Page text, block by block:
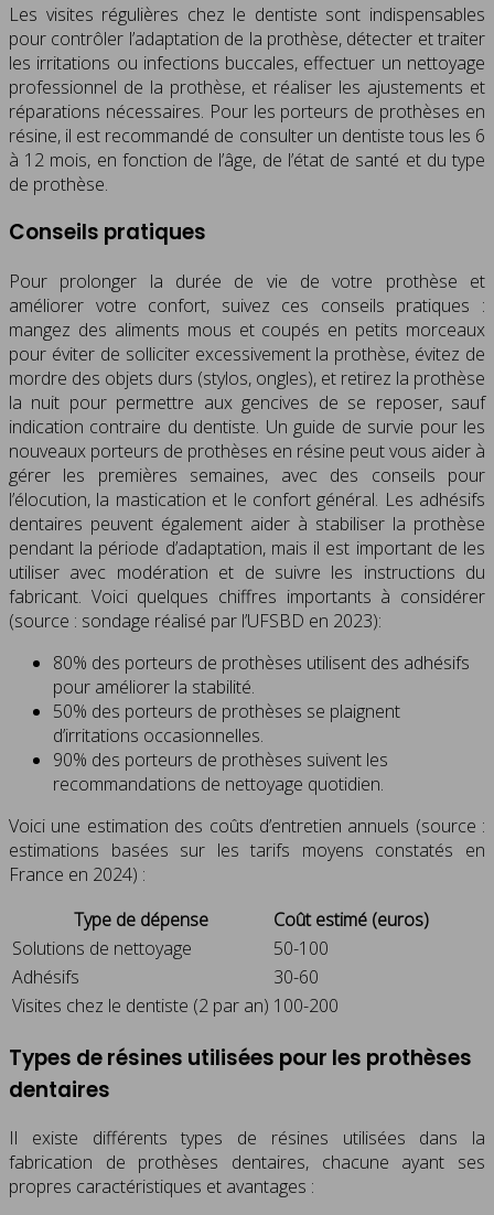
Les visites régulières chez le dentiste sont indispensables
pour contrôler l’adaptation de la prothèse, détecter et traiter
les irritations ou infections buccales, effectuer un nettoyage
professionnel de la prothèse, et réaliser les ajustements et
réparations nécessaires. Pour les porteurs de prothèses en
résine, il est recommandé de consulter un dentiste tous les 6
à 12 mois, en fonction de l’âge, de l’état de santé et du type
de prothèse.
Conseils pratiques
Pour prolonger la durée de vie de votre prothèse et
améliorer votre confort, suivez ces conseils pratiques :
mangez des aliments mous et coupés en petits morceaux
pour éviter de solliciter excessivement la prothèse, évitez de
mordre des objets durs (stylos, ongles), et retirez la prothèse
la nuit pour permettre aux gencives de se reposer, sauf
indication contraire du dentiste. Un guide de survie pour les
nouveaux porteurs de prothèses en résine peut vous aider à
gérer les premières semaines, avec des conseils pour
l’élocution, la mastication et le confort général. Les adhésifs
dentaires peuvent également aider à stabiliser la prothèse
pendant la période d’adaptation, mais il est important de les
utiliser avec modération et de suivre les instructions du
fabricant. Voici quelques chiffres importants à considérer
(source : sondage réalisé par l’UFSBD en 2023):
80% des porteurs de prothèses utilisent des adhésifs
pour améliorer la stabilité.
50% des porteurs de prothèses se plaignent
d’irritations occasionnelles.
90% des porteurs de prothèses suivent les
recommandations de nettoyage quotidien.
Voici une estimation des coûts d’entretien annuels (source :
estimations basées sur les tarifs moyens constatés en
France en 2024) :
Type de dépense
Coût estimé (euros)
Solutions de nettoyage
50-100
Adhésifs
30-60
Visites chez le dentiste (2 par an) 100-200
Types de résines utilisées pour les prothèses
dentaires
Il existe différents types de résines utilisées dans la
fabrication de prothèses dentaires, chacune ayant ses
propres caractéristiques et avantages :